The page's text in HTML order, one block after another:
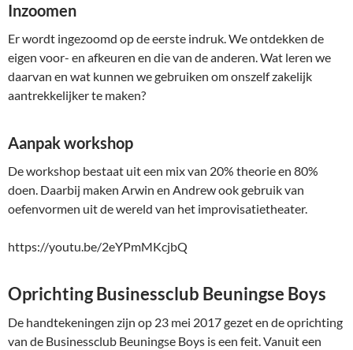
Inzoomen
Er wordt ingezoomd op de eerste indruk. We ontdekken de
eigen voor- en afkeuren en die van de anderen. Wat leren we
daarvan en wat kunnen we gebruiken om onszelf zakelijk
aantrekkelijker te maken?
Aanpak workshop
De workshop bestaat uit een mix van 20% theorie en 80%
doen. Daarbij maken Arwin en Andrew ook gebruik van
oefenvormen uit de wereld van het improvisatietheater.
https://youtu.be/2eYPmMKcjbQ
Oprichting Businessclub Beuningse Boys
De handtekeningen zijn op 23 mei 2017 gezet en de oprichting
van de Businessclub Beuningse Boys is een feit. Vanuit een